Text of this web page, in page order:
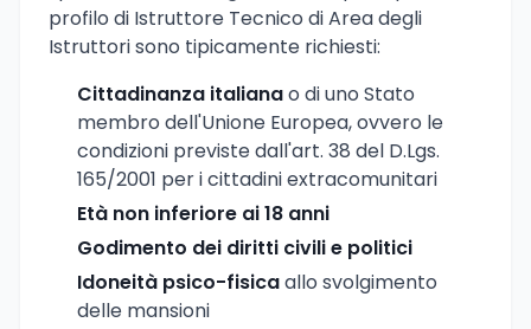
profilo di Istruttore Tecnico di Area degli
Istruttori sono tipicamente richiesti:
Cittadinanza italianao di uno Stato
membro dell'Unione Europea, ovvero le
condizioni previste dall'art. 38 del D.Lgs.
165/2001 per i cittadini extracomunitari
Età non inferiore ai 18 anni
Godimento dei diritti civili e politici
Idoneità psico-fisicaallo svolgimento
delle mansioni